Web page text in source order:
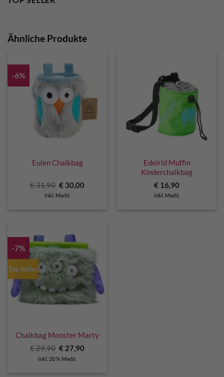
Ähnliche Produkte
-6%
Eulen Chalkbag
€31,90 Ursprünglicher
Preis
war:
€ 30,00Aktueller
inkl. MwSt.
Edelrid Muffin
Kinderchalkbag
€ 16,90
inkl. MwSt.
-7%
Top Seller
Chalkbag Monster Marty
€29,90 Ursprünglicher
Preis
war:
€ 27,90Aktueller
inkl. 20 % MwSt.